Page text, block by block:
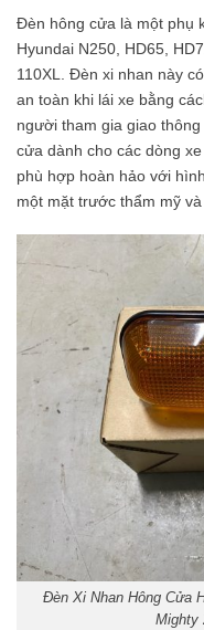
Đèn hông cửa là một phụ
Hyundai N250, HD65,
110XL. Đèn xi nhan này
an toàn khi lái xe bằng
người tham gia giao
cửa dành cho các dòng
phù hợp hoàn hảo với
một mặt trước thẩm mỹ và
Đèn Xi Nhan Hông Cửa
Mighty